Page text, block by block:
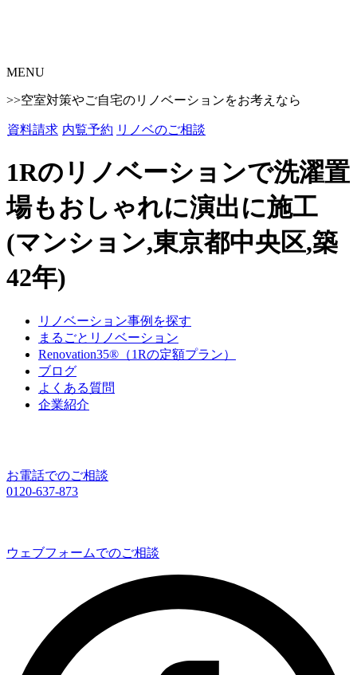
MENU
>>空室対策やご自宅のリノベーションをお考えなら
資料請求 内覧予約 リノベのご相談
1Rのリノベーションで洗濯置
場もおしゃれに演出に施工
(マンション,東京都中央区,築
42年)
リノベーション事例を探す
まるごとリノベーション
Renovation35®（1Rの定額プラン）
ブログ
よくある質問
企業紹介
お電話でのご相談
0120-637-873
ウェブフォームでのご相談